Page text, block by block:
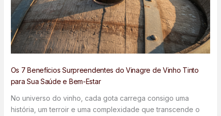
Os 7 Benefícios Surpreendentes do Vinagre de Vinho Tinto
para Sua Saúde e Bem-Estar
No universo do vinho, cada gota carrega consigo uma
história, um terroir e uma complexidade que transcende o